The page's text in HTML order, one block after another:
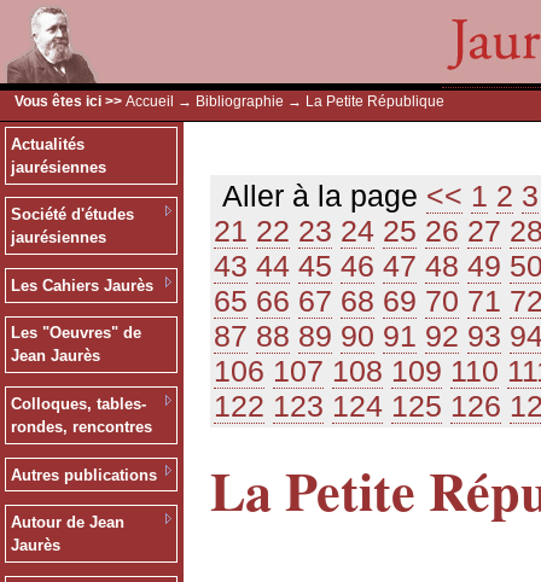
Vous êtes ici >> Accueil → Bibliographie → La Petite République
Actualités
jaurésiennes
Société d'études
jaurésiennes
Les Cahiers Jaurès
Les "Oeuvres" de
Jean Jaurès
Colloques, tables-
rondes, rencontres
Autres publications
Autour de Jean
Jaurès
Aller à la page << 1 2 3
21 22 23 24 25 26 27
43 44 45 46 47 48 49
65 66 67 68 69 70 71
87 88 89 90 91 92 93
106 107 108 109 110
122 123 124 125 126
La Petite